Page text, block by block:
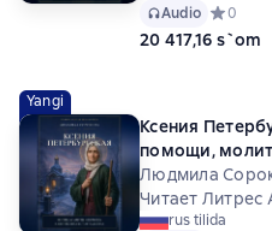
Audio Средний
0
20 417,16 s`om
Yangi
Ксения
помощи,
объяснение
Людмила
Читает Литрес
rus tilida